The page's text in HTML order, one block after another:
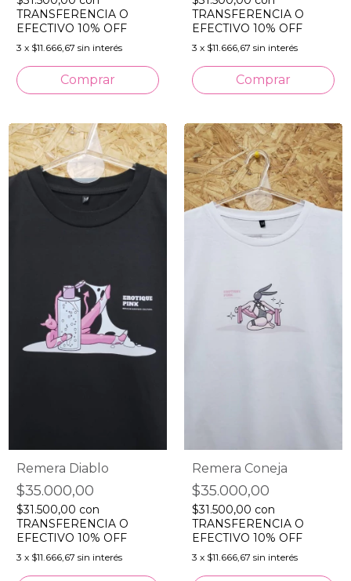
TRANSFERENCIA O
EFECTIVO 10% OFF
3 x $11.666,67 sin interés
Comprar
TRANSFERENCIA O
EFECTIVO 10% OFF
3 x $11.666,67 sin interés
Comprar
Remera Diablo
$35.000,00
$31.500,00 con
TRANSFERENCIA O
EFECTIVO 10% OFF
3 x $11.666,67 sin interés
Remera Coneja
$35.000,00
$31.500,00 con
TRANSFERENCIA O
EFECTIVO 10% OFF
3 x $11.666,67 sin interés